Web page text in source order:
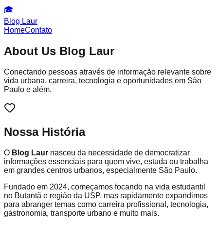
🎓
Blog Laur
HomeContato
About Us Blog Laur
Conectando pessoas através de informação relevante sobre
vida urbana, carreira, tecnologia e oportunidades em São
Paulo e além.
Nossa História
O Blog Laur nasceu da necessidade de democratizar
informações essenciais para quem vive, estuda ou trabalha
em grandes centros urbanos, especialmente São Paulo.
Fundado em 2024, começamos focando na vida estudantil
no Butantã e região da USP, mas rapidamente expandimos
para abranger temas como carreira profissional, tecnologia,
gastronomia, transporte urbano e muito mais.